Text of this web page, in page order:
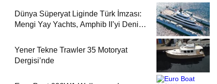
Dünya Süperyat Liginde Türk İmzası:
Mengi Yay Yachts, Amphib II’yi Denize
Yener Tekne Trawler 35 Motoryat
Dergisi’nde